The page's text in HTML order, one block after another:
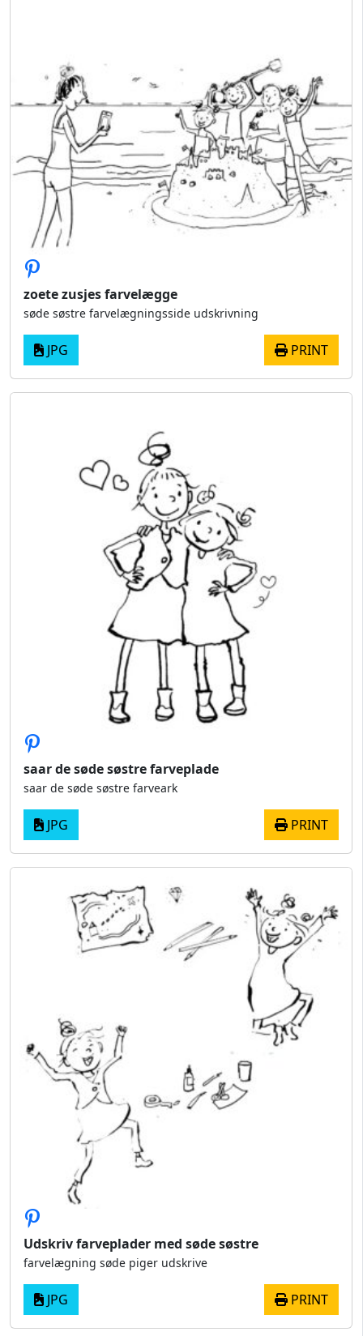
zoete zusjes farvelægge
søde søstre farvelægningsside udskrivning
JPG PRINT
saar de søde søstre farveplade
saar de søde søstre farveark
JPG PRINT
Udskriv farveplader med søde søstre
farvelægning søde piger udskrive
JPG PRINT